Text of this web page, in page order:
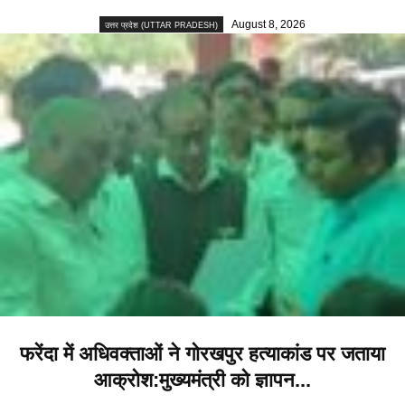
उत्तर प्रदेश (UTTAR PRADESH) August 8, 2026
फरेंदा में अधिवक्ताओं ने गोरखपुर हत्याकांड पर जताया
आक्रोश:मुख्यमंत्री को ज्ञापन...